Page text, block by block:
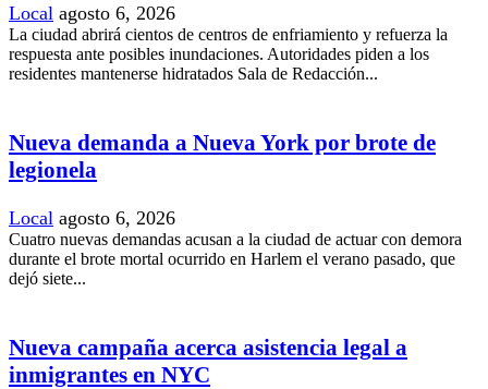
Local agosto 6, 2026
La ciudad abrirá cientos de centros de enfriamiento y refuerza la
respuesta ante posibles inundaciones. Autoridades piden a los
residentes mantenerse hidratados Sala de Redacción...
Nueva demanda a Nueva York por brote de
legionela
Local agosto 6, 2026
Cuatro nuevas demandas acusan a la ciudad de actuar con demora
durante el brote mortal ocurrido en Harlem el verano pasado, que
dejó siete...
Nueva campaña acerca asistencia legal a
inmigrantes en NYC